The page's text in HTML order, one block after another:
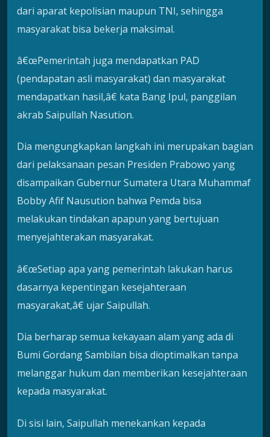
dari aparat kepolisian maupun TNI, sehingga
masyarakat bisa bekerja maksimal.
â€œPemerintah juga mendapatkan PAD
(pendapatan asli masyarakat) dan masyarakat
mendapatkan hasil,â€ kata Bang Ipul, panggilan
akrab Saipullah Nasution.
Dia mengungkapkan langkah ini merupakan bagian
dari pelaksanaan pesan Presiden Prabowo yang
disampaikan Gubernur Sumatera Utara Muhammaf
Bobby Afif Nausution bahwa Pemda bisa
melakukan tindakan apapun yang bertujuan
menyejahterakan masyarakat.
â€œSetiap apa yang pemerintah lakukan harus
dasarnya kepentingan kesejahteraan
masyarakat,â€ ujar Saipullah.
Dia berharap semua kekayaan alam yang ada di
Bumi Gordang Sambilan bisa dioptimalkan tanpa
melanggar hukum dan memberikan kesejahteraan
kepada masyarakat.
Di sisi lain, Saipullah menekankan kepada